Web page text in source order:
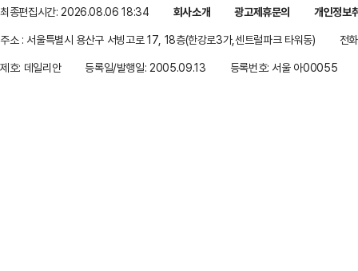
최종편집시간: 2026.08.06 18:34 회사소개 광고제휴문의
개인정보
주소 : 서울특별시 용산구 서빙고로 17, 18층(한강로3가,센트럴파크 타워동)
전
제호: 데일리안
등록일/발행일: 2005.09.13 등록번호: 서울 아00055